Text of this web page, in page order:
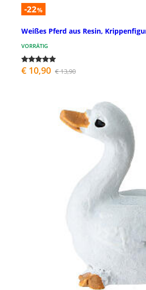
-22%
Weißes Pferd aus Resin,
VORRÄTIG
€ 10,90 € 13,90